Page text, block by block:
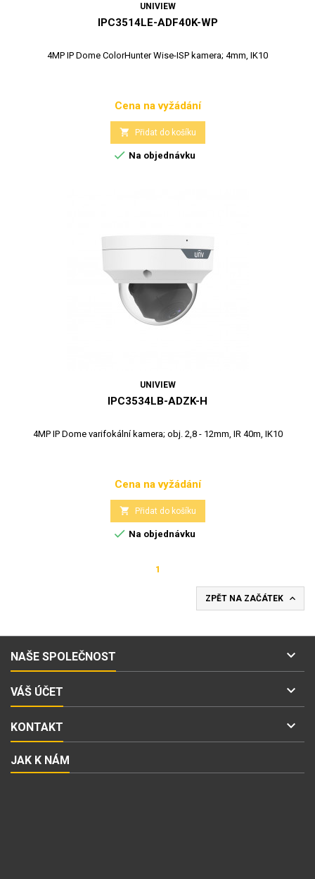
UNIVIEW
IPC3514LE-ADF40K-WP
4MP IP Dome ColorHunter Wise-ISP kamera; 4mm, IK10
Cena
Cena na vyžádání
 Přidat do košíku
 Na objednávku
UNIVIEW
IPC3534LB-ADZK-H
4MP IP Dome varifokální kamera; obj. 2,8 - 12mm, IR 40m, IK10
Cena
Cena na vyžádání
 Přidat do košíku
 Na objednávku
1
ZPĚT NA ZAČÁTEK 
NAŠE SPOLEČNOST 
VÁŠ ÚČET 
KONTAKT 
JAK K NÁM